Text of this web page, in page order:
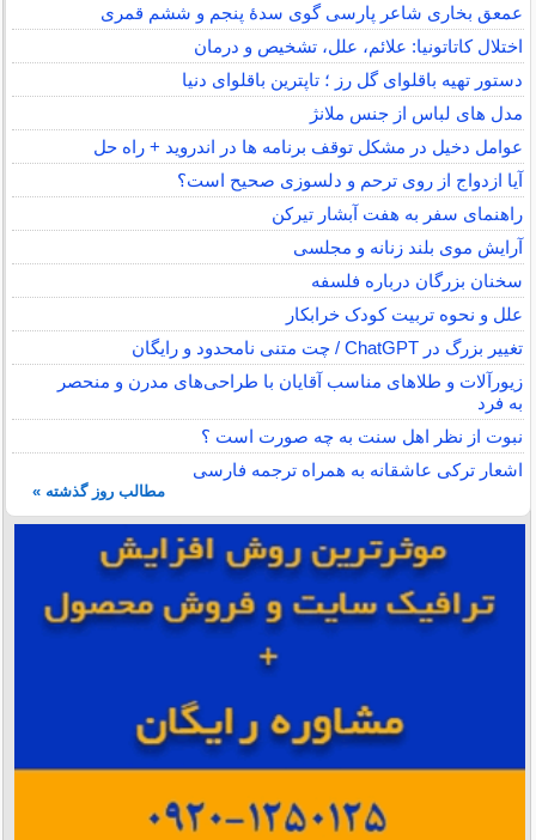
عمعق بخاری شاعر پارسی گوی سدهٔ پنجم و ششم قمری
اختلال کاتاتونیا: علائم، علل، تشخیص و درمان
دستور تهیه باقلوای گل رز ؛ تاپترین باقلوای دنیا
مدل های لباس از جنس ملانژ
عوامل دخیل در مشکل توقف برنامه ها در اندروید + راه حل
آیا ازدواج از روی ترحم و دلسوزی صحیح است؟
راهنمای سفر به هفت آبشار تیرکن
آرایش موی بلند زنانه و مجلسی
سخنان بزرگان درباره فلسفه
علل و نحوه تربیت کودک خرابکار
تغییر بزرگ در ChatGPT / چت متنی نامحدود و رایگان
زیورآلات و طلاهای مناسب آقایان با طراحی‌های مدرن و منحصر
به فرد
نبوت از نظر اهل سنت به چه صورت است ؟
اشعار ترکی عاشقانه به همراه ترجمه فارسی
مطالب روز گذشته »